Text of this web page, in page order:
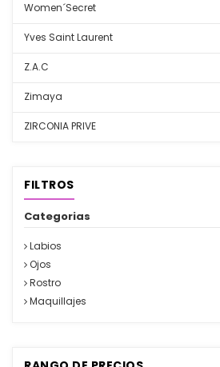
Women´Secret
Yves Saint Laurent
Z.A.C
Zimaya
ZIRCONIA PRIVE
FILTROS
Categorias
Labios
Ojos
Rostro
Maquillajes